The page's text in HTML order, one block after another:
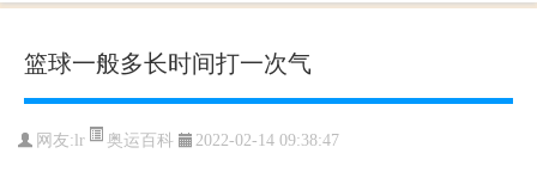
篮球一般多长时间打一次气
网友:lr 奥运百科 2022-02-14 09:38:47